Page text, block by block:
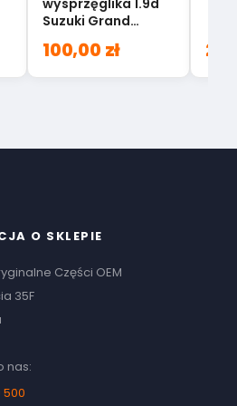
Suzuki Grand
67J60
100,00 zł
O SKLEPIE
Części OEM
35F
nas:
500